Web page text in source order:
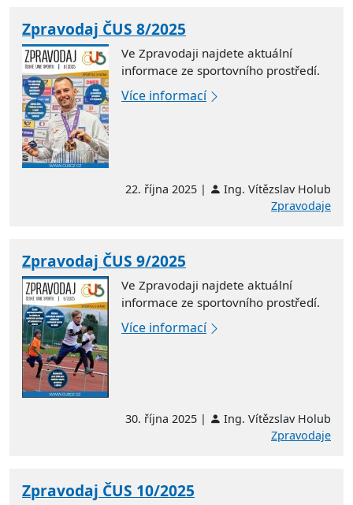
Zpravodaj ČUS 8/2025
Ve Zpravodaji najdete aktuální
informace ze sportovního prostředí.
Více informací
22. října 2025 |
Ing. Vítězslav Holub
Zpravodaje
Zpravodaj ČUS 9/2025
Ve Zpravodaji najdete aktuální
informace ze sportovního prostředí.
Více informací
30. října 2025 |
Ing. Vítězslav Holub
Zpravodaje
Zpravodaj ČUS 10/2025